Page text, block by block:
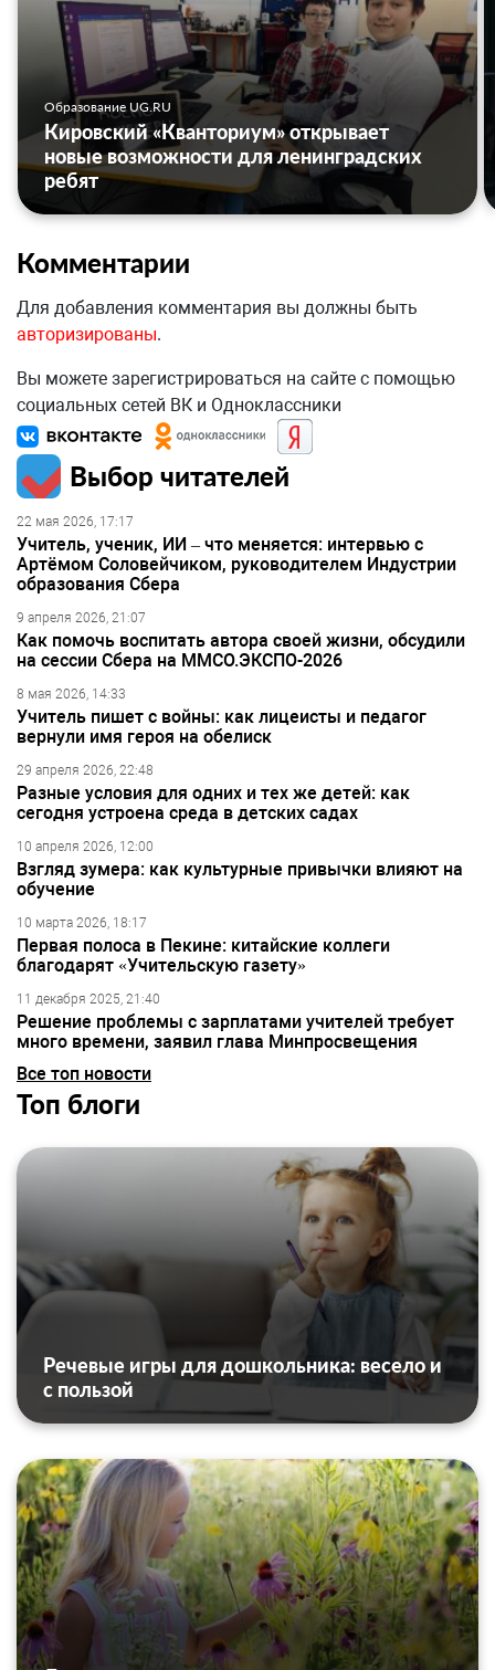
Образование UG.RU
Кировский «Кванториум» открывает
новые возможности для ленинградских
ребят
Комментарии
Для добавления комментария вы должны быть
авторизированы.
Вы можете зарегистрироваться на сайте с помощью
социальных сетей ВК и Одноклассники
Выбор читателей
22 мая 2026, 17:17
Учитель, ученик, ИИ – что меняется: интервью с
Артёмом Соловейчиком, руководителем Индустрии
образования Сбера
9 апреля 2026, 21:07
Как помочь воспитать автора своей жизни, обсудили
на сессии Сбера на ММСО.ЭКСПО-2026
8 мая 2026, 14:33
Учитель пишет с войны: как лицеисты и педагог
вернули имя героя на обелиск
29 апреля 2026, 22:48
Разные условия для одних и тех же детей: как
сегодня устроена среда в детских садах
10 апреля 2026, 12:00
Взгляд зумера: как культурные привычки влияют на
обучение
10 марта 2026, 18:17
Первая полоса в Пекине: китайские коллеги
благодарят «Учительскую газету»
11 декабря 2025, 21:40
Решение проблемы с зарплатами учителей требует
много времени, заявил глава Минпросвещения
Все топ новости
Топ блоги
Речевые игры для дошкольника: весело и
с пользой